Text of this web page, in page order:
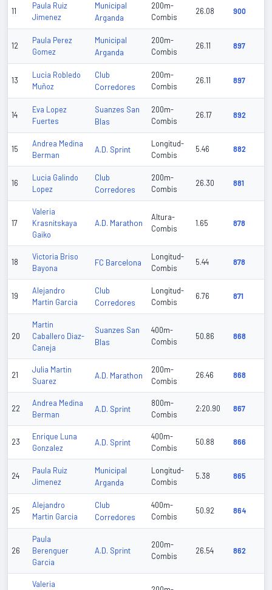
11
Paula Ruiz
Jimenez
Municipal
Arganda
200m-
Combis
26.08 900
12
Paula Perez
Gomez
Municipal
Arganda
200m-
Combis
26.11 897
13
Lucia Robledo
Muñoz
Club
Corredores
200m-
Combis
26.11 897
14
Eva Lopez
Fuertes
Suanzes San
Blas
200m-
Combis
26.17 892
15
Andrea Medina
Berman
A.D. Sprint
Longitud-
Combis
5.46 882
16
Lucia Galindo
Lopez
Club
Corredores
200m-
Combis
26.30 881
17
Valeria
Krasnitskaya
Gaiko
A.D. Marathon
Altura-
Combis
1.65 878
18
Victoria Briso
Bayona
FC Barcelona
Longitud-
Combis
5.44 878
19
Alejandro
Martin Garcia
Club
Corredores
Longitud-
Combis
6.76 871
20
Martin
Caballero Diaz-
Caneja
Suanzes San
Blas
400m-
Combis
50.86 868
21
Julia Martin
Suarez
A.D. Marathon
200m-
Combis
26.46 868
22
Andrea Medina
Berman
A.D. Sprint
800m-
Combis
2:20.90 867
23
Enrique Luna
Gonzalez
A.D. Sprint
400m-
Combis
50.88 866
24
Paula Ruiz
Jimenez
Municipal
Arganda
Longitud-
Combis
5.38 865
25
Alejandro
Martin Garcia
Club
Corredores
400m-
Combis
50.92 864
26
Paula
Berenguer
Garcia
A.D. Sprint
200m-
Combis
26.54 862
Valeria